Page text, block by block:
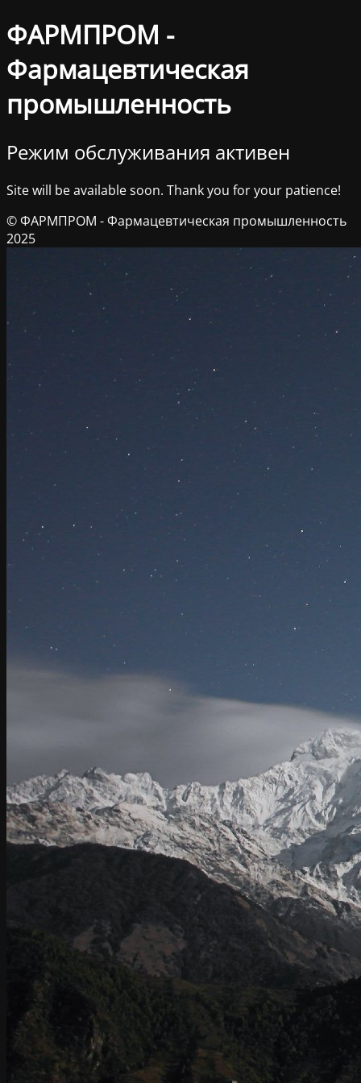
ФАРМПРОМ -
Фармацевтическая
промышленность
Режим обслуживания активен
Site will be available soon. Thank you for your patience!
© ФАРМПРОМ - Фармацевтическая промышленность
2025